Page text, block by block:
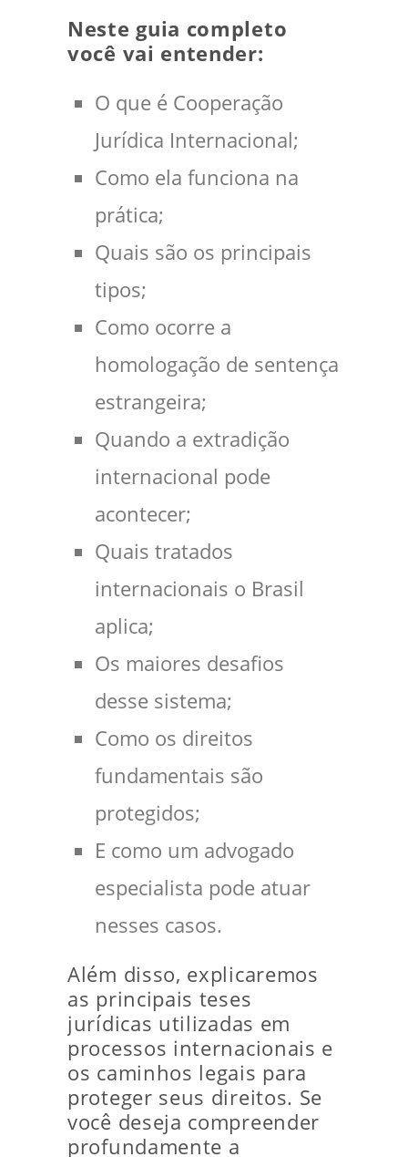
Neste guia completo
você vai entender:
O que é Cooperação
Jurídica Internacional;
Como ela funciona na
prática;
Quais são os principais
tipos;
Como ocorre a
homologação de sentença
estrangeira;
Quando a extradição
internacional pode
acontecer;
Quais tratados
internacionais o Brasil
aplica;
Os maiores desafios
desse sistema;
Como os direitos
fundamentais são
protegidos;
E como um advogado
especialista pode atuar
nesses casos.
Além disso, explicaremos
as principais teses
jurídicas utilizadas em
processos internacionais e
os caminhos legais para
proteger seus direitos. Se
você deseja compreender
profundamente a